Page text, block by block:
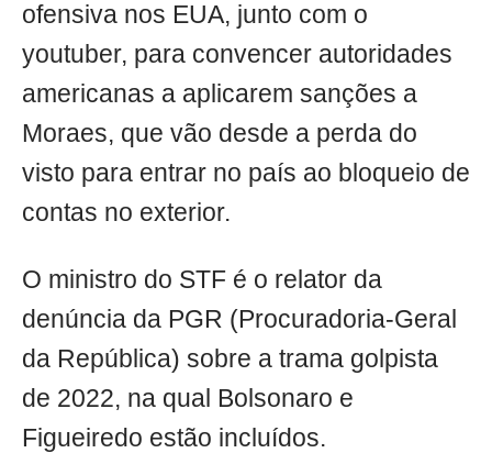
ofensiva nos EUA, junto com o
youtuber, para convencer autoridades
americanas a aplicarem sanções a
Moraes, que vão desde a perda do
visto para entrar no país ao bloqueio de
contas no exterior.
O ministro do STF é o relator da
denúncia da PGR (Procuradoria-Geral
da República) sobre a trama golpista
de 2022, na qual Bolsonaro e
Figueiredo estão incluídos.